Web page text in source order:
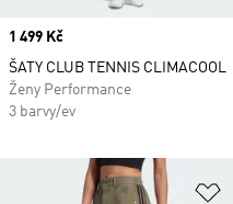
Price
1 499 Kč
ŠATY CLUB TENNIS CLIMACOOL
Ženy Performance
3 barvy/ev